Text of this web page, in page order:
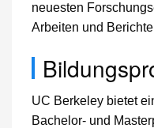
neuesten
Arbeiten und
UC Berkeley bietet
Bachelor- und